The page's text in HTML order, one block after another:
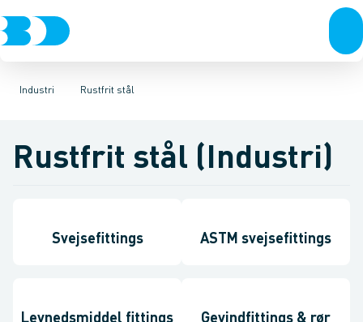
Industri
VVSEl-teknikKloakVandforsyning
Rustfrit stål
Ventiler Rustfrit stålSort stål
Rustfrit stål (Industri)
Svejsefittings ASTM svejsefittings
Levnedsmiddel fittings Gevindfittings & rør